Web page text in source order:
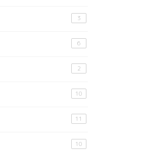
3
6
2
10
11
10